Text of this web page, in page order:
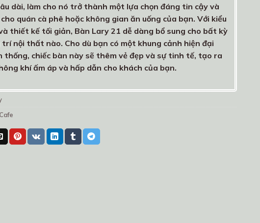
dài, làm cho nó trở thành một lựa chọn đáng tin cậy và
quán cà phê hoặc không gian ăn uống của bạn. Với kiểu
thiết kế tối giản, Bàn Lary 21 dễ dàng bổ sung cho bất kỳ
nội thất nào. Cho dù bạn có một khung cảnh hiện đại
thống, chiếc bàn này sẽ thêm vẻ đẹp và sự tinh tế, tạo ra
khí ấm áp và hấp dẫn cho khách của bạn.